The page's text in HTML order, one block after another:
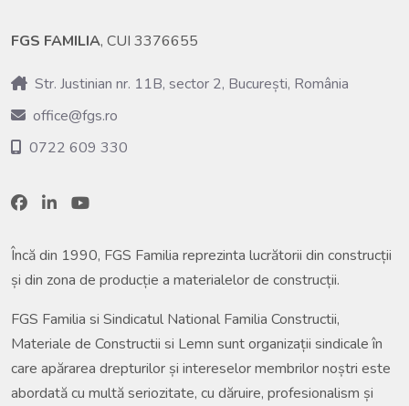
FGS FAMILIA, CUI 3376655
Str. Justinian nr. 11B, sector 2, București, România
office@fgs.ro
0722 609 330
Încă din 1990, FGS Familia reprezinta lucrătorii din construcții
și din zona de producție a materialelor de construcții.
FGS Familia si Sindicatul National Familia Constructii,
Materiale de Constructii si Lemn sunt organizații sindicale în
care apărarea drepturilor și intereselor membrilor noștri este
abordată cu multă seriozitate, cu dăruire, profesionalism și